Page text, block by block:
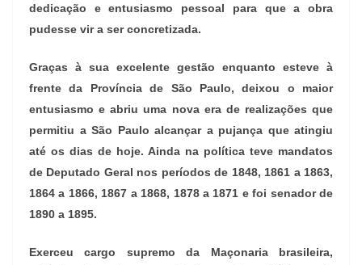
dedicação e entusiasmo pessoal para que a obra
pudesse vir a ser concretizada.
Graças à sua excelente gestão enquanto esteve à
frente da Província de São Paulo, deixou o maior
entusiasmo e abriu uma nova era de realizações que
permitiu a São Paulo alcançar a pujança que atingiu
até os dias de hoje. Ainda na política teve mandatos
de Deputado Geral nos períodos de 1848, 1861 a 1863,
1864 a 1866, 1867 a 1868, 1878 a 1871 e foi senador de
1890 a 1895.
Exerceu cargo supremo da Maçonaria brasileira,